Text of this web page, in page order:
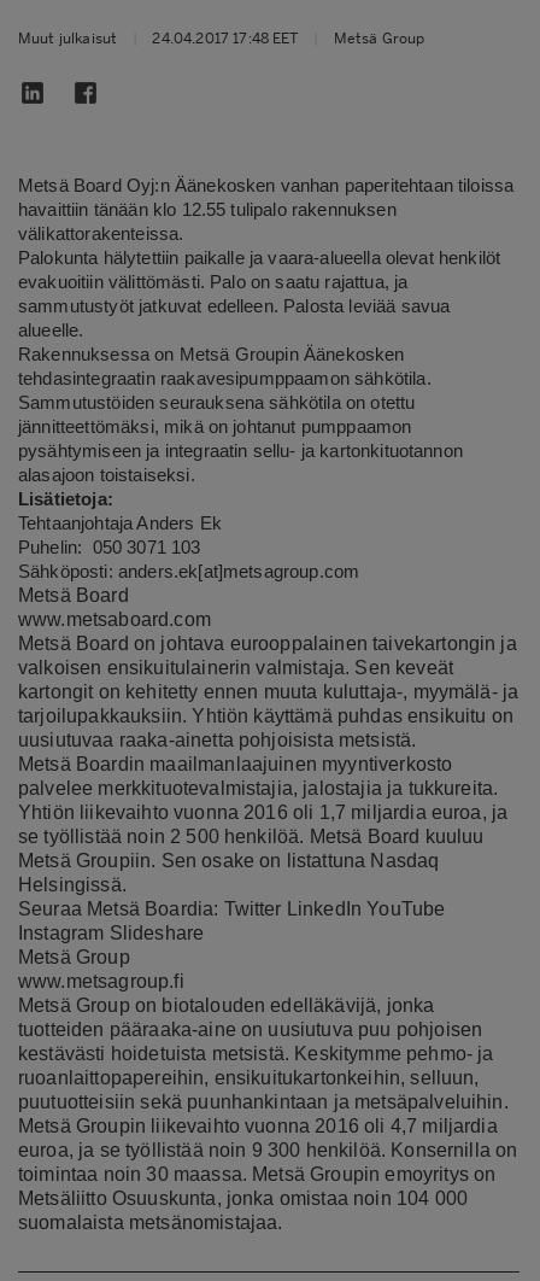
Muut julkaisut 24.04.2017 17:48 EET Metsä Group
Metsä Board Oyj:n Äänekosken vanhan paperitehtaan tiloissa
havaittiin tänään klo 12.55 tulipalo rakennuksen
välikattorakenteissa.
Palokunta hälytettiin paikalle ja vaara-alueella olevat henkilöt
evakuoitiin välittömästi. Palo on saatu rajattua, ja
sammutustyöt jatkuvat edelleen. Palosta leviää savua
alueelle.
Rakennuksessa on Metsä Groupin Äänekosken
tehdasintegraatin raakavesipumppaamon sähkötila.
Sammutustöiden seurauksena sähkötila on otettu
jännitteettömäksi, mikä on johtanut pumppaamon
pysähtymiseen ja integraatin sellu- ja kartonkituotannon
alasajoon toistaiseksi.
Lisätietoja:
Tehtaanjohtaja Anders Ek
Puhelin: 050 3071 103
Sähköposti: anders.ek[at]metsagroup.com
Metsä Board
www.metsaboard.com
Metsä Board on johtava eurooppalainen taivekartongin ja
valkoisen ensikuitulainerin valmistaja. Sen keveät
kartongit on kehitetty ennen muuta kuluttaja-, myymälä- ja
tarjoilupakkauksiin. Yhtiön käyttämä puhdas ensikuitu on
uusiutuvaa raaka-ainetta pohjoisista metsistä.
Metsä Boardin maailmanlaajuinen myyntiverkosto
palvelee merkkituotevalmistajia, jalostajia ja tukkureita.
Yhtiön liikevaihto vuonna 2016 oli 1,7 miljardia euroa, ja
se työllistää noin 2 500 henkilöä. Metsä Board kuuluu
Metsä Groupiin. Sen osake on listattuna Nasdaq
Helsingissä.
Seuraa Metsä Boardia: Twitter LinkedIn YouTube
Instagram Slideshare
Metsä Group
www.metsagroup.fi
Metsä Group on biotalouden edelläkävijä, jonka
tuotteiden pääraaka-aine on uusiutuva puu pohjoisen
kestävästi hoidetuista metsistä. Keskitymme pehmo- ja
ruoanlaittopapereihin, ensikuitukartonkeihin, selluun,
puutuotteisiin sekä puunhankintaan ja metsäpalveluihin.
Metsä Groupin liikevaihto vuonna 2016 oli 4,7 miljardia
euroa, ja se työllistää noin 9 300 henkilöä. Konsernilla on
toimintaa noin 30 maassa. Metsä Groupin emoyritys on
Metsäliitto Osuuskunta, jonka omistaa noin 104 000
suomalaista metsänomistajaa.